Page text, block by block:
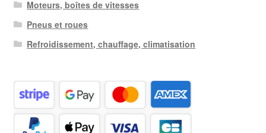
Moteurs, boîtes de vitesses
Pneus et roues
Refroidissement, chauffage, climatisation